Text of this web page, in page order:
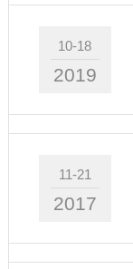
10-18
2019
11-21
2017